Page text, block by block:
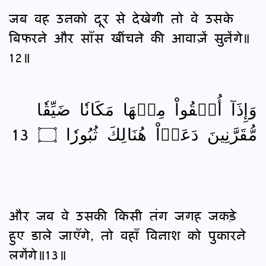
जब वह उनको दूर से देखेगी तो वे उसके
बिफरने और साँस खींचने की आवाज़ें सुनेंगे॥
12॥
وَإِذَآ أُلۡقُواْ مِنۡهَا مَكَانٗا ضَيِّقٗا
مُّقَرَّنِينَ دَعَوۡاْ هُنَالِكَ ثُبُورٗا ۝ 13
और जब वे उसकी किसी तंग जगह जकड़े
हुए डाले जाएँगे, तो वहाँ विनाश को पुकारने
लगेंगे॥13॥